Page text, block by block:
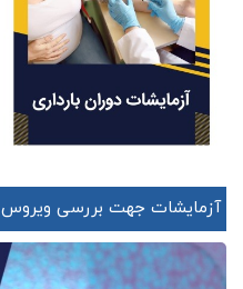
آزمایشات جهت بررسی ویروس HPV کدام است؟